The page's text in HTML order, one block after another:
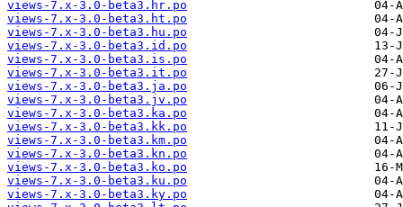
views-7.x-3.0-beta3.hr.po
views-7.x-3.0-beta3.ht.po
views-7.x-3.0-beta3.hu.po
views-7.x-3.0-beta3.id.po
views-7.x-3.0-beta3.is.po
views-7.x-3.0-beta3.it.po
views-7.x-3.0-beta3.ja.po
views-7.x-3.0-beta3.jv.po
views-7.x-3.0-beta3.ka.po
views-7.x-3.0-beta3.kk.po
views-7.x-3.0-beta3.km.po
views-7.x-3.0-beta3.kn.po
views-7.x-3.0-beta3.ko.po
views-7.x-3.0-beta3.ku.po
views-7.x-3.0-beta3.ky.po